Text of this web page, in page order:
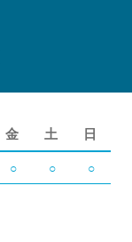
金 土 日
○ ○ ○